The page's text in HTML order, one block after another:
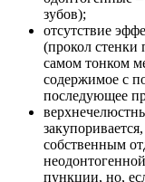
зубов);
отсутствие
(прокол стенки
самом тонком
содержимое с
последующее
собственным
пункции, но,